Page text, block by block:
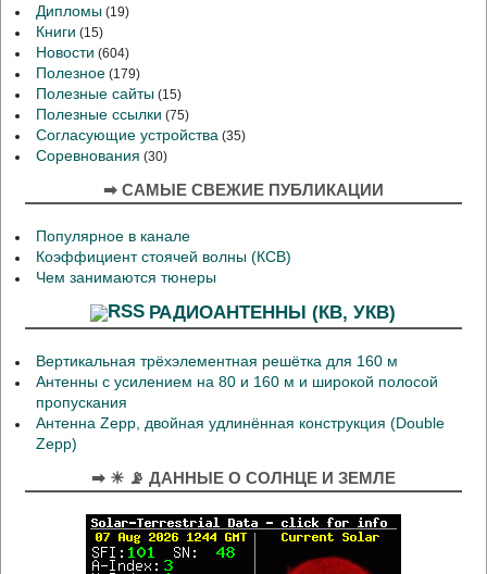
Дипломы (19)
Книги (15)
Новости (604)
Полезное (179)
Полезные сайты (15)
Полезные ссылки (75)
Согласующие устройства (35)
Соревнования (30)
➡ САМЫЕ СВЕЖИЕ ПУБЛИКАЦИИ
Популярное в канале
Коэффициент стоячей волны (КСВ)
Чем занимаются тюнеры
РАДИОАНТЕННЫ (КВ, УКВ)
Вертикальная трёхэлементная решётка для 160 м
Антенны с усилением на 80 и 160 м и широкой полосой
пропускания
Антенна Zepp, двойная удлинённая конструкция (Double
Zepp)
➡ ☀ 📡 ДАННЫЕ О СОЛНЦЕ И ЗЕМЛЕ